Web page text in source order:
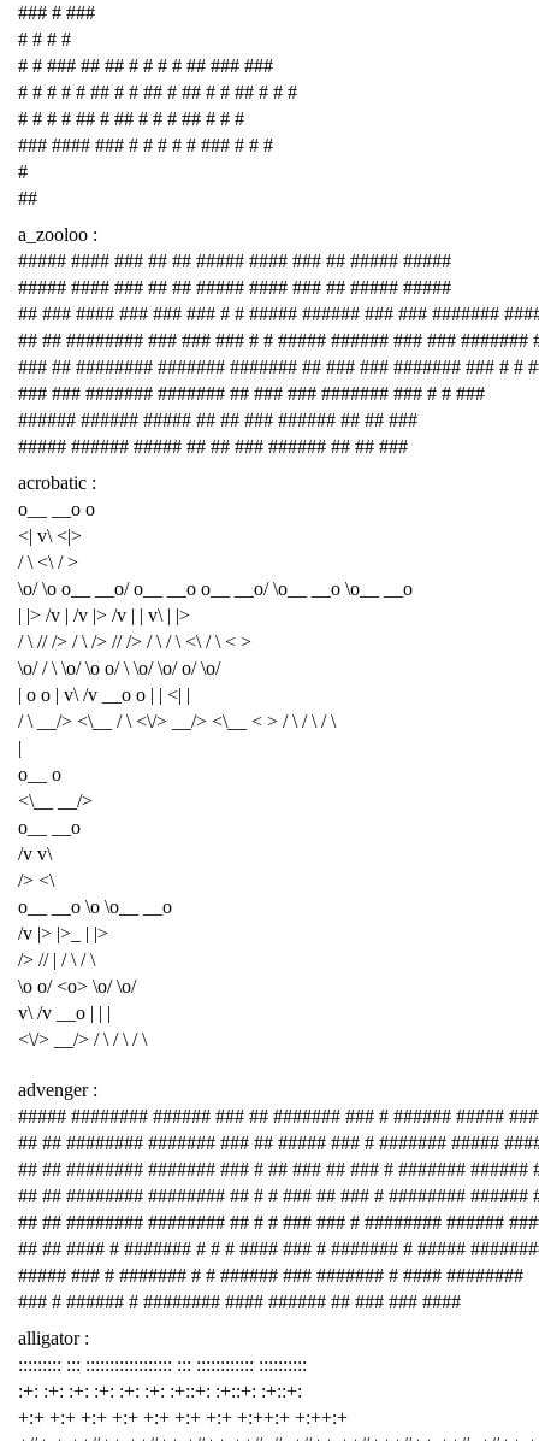
### # ###
# # # #
# # ### ## ## # # # # ## ### ###
# # # # # ## # # ## # ## # # ## # # #
# # # # ## # ## # # # ## # # #
### #### ### # # # # # ### # # #
#
##
a_zooloo :
##### #### ### ## ## ##### #### ### ## ##### #####
##### #### ### ## ## ##### #### ### ## ##### #####
## ### #### ### ### ### # # ##### ###### ### ### #######
## ## ######## ### ### ### # # ##### ###### ### ### #######
### ## ######## ####### ####### ## ### ### ####### ### # #
### ### ####### ####### ## ### ### ####### ### # # ###
###### ###### ##### ## ## ### ###### ## ## ###
##### ###### ##### ## ## ### ###### ## ## ###
acrobatic :
o__ __o o
<| v\ <|>
/ \ <\ / >
\o/ \o o__ __o/ o__ __o o__ __o/ \o__ __o \o__ __o
| |> /v | /v |> /v | | v\ | |>
/ \ // /> / \ /> // /> / \ / \ <\ / \ < >
\o/ / \ \o/ \o o/ \ \o/ \o/ o/ \o/
| o o | v\ /v __o o | | <| |
/ \ __/> <\__ / \ <\/> __/> <\__ < > / \ / \ / \
|
o__ o
<\__ __/>
o__ __o
/v v\
/> <\
o__ __o \o \o__ __o
/v |> |>_ | |>
/> // | / \ / \
\o o/ <o> \o/ \o/
v\ /v __o | | |
<\/> __/> / \ / \ / \
advenger :
##### ######## ###### ### ## ####### ### # ###### #####
## ## ######## ####### ### ## ##### ### # ####### #####
## ## ######## ####### ### # ## ### ## ### # ####### ######
## ## ######## ######## ## # # ### ## ### # ######## ######
## ## ######## ######## ## # # ### ### # ######## ######
## ## #### # ####### # # # #### ### # ####### # #####
##### ### # ####### # # ###### ### ####### # #### ########
### # ###### # ######## #### ###### ## ### ### ####
alligator :
::::::::: ::: :::::::::::::::::: ::: :::::::::::: ::::::::::
:+: :+: :+: :+: :+: :+: :+::+: :+::+: :+::+:
+:+ +:+ +:+ +:+ +:+ +:+ +:+ +:++:+ +:++:+